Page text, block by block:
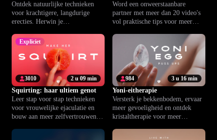
Ontdek natuurlijke technieken
voor krachtigere, langdurige
erecties. Herwin je
van je liefdesleven.
Word een onweerstaanbare
partner met meer dan 20 video's
vol praktische tips voor meer
aantrekkingskracht.
Expliciet
2 u 09 min
3010
Squirting: haar ultiem genot
Leer stap voor stap technieken
voor vrouwelijke ejaculatie en
bouw aan meer zelfvertrouwen en
3 u 16 min
984
Yoni-eitherapie
Versterk je bekkenbodem, ervaar
meer gevoeligheid en ontdek
kristaltherapie voor meer